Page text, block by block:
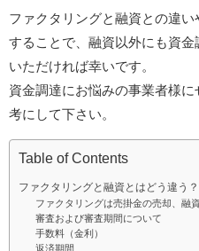
ファクタリングと融資との違
することで、融資以外にも資
いただければ幸いです。
資金調達にお悩みの事業者様
考にして下さい。
Table of Contents
ファクタリングと融資とはどう違う？
ファクタリングは売掛金の売却、融
審査および審査期間について
手数料（金利）
返済期間